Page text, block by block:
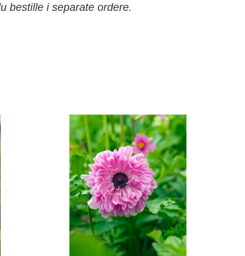
bestille i separate ordere.